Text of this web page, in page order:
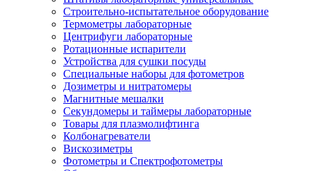
Строительно-испытательное оборудование
Термометры лабораторные
Центрифуги лабораторные
Ротационные испарители
Устройства для сушки посуды
Специальные наборы для фотометров
Дозиметры и нитратомеры
Магнитные мешалки
Секундомеры и таймеры лабораторные
Товары для плазмолифтинга
Колбонагреватели
Вискозиметры
Фотометры и Спектрофотометры